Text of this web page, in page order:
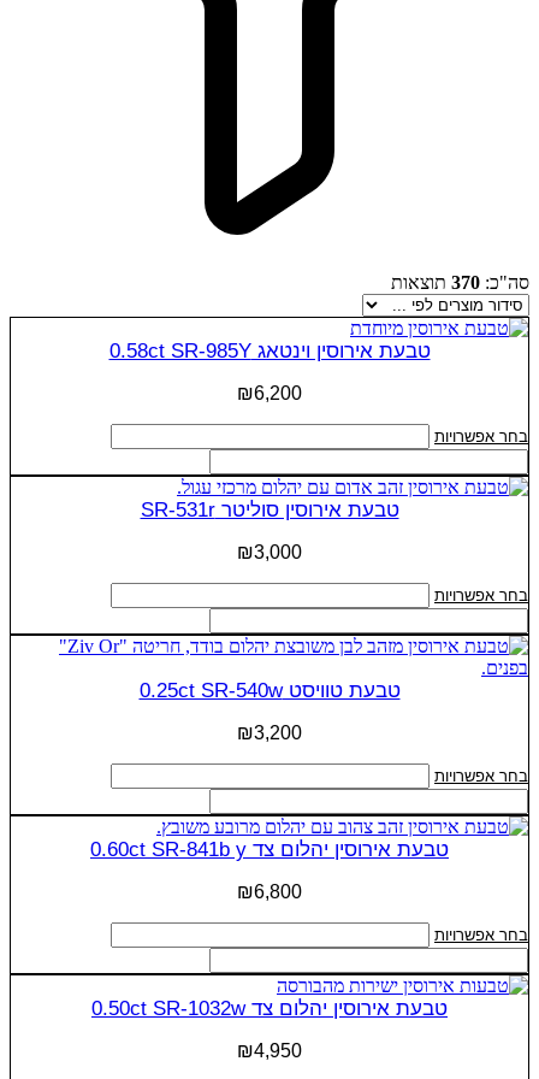
סה"כ: 370 תוצאות
טבעת אירוסין וינטאג 0.58ct SR-985Y
₪6,200
בחר אפשרויות
זה
יש
מספר
סוגים.
את
האפשרויות
בעמוד
המוצר
טבעת אירוסין סוליטר SR-531r
₪3,000
בחר אפשרויות
זה
יש
מספר
האפשרויות
בעמוד
המוצר
טבעת טוויסט 0.25ct SR-540w
₪3,200
בחר אפשרויות
זה
יש
מספר
סוגים.
את
האפשרויות
בעמוד
המוצר
טבעת אירוסין יהלום צד 0.60ct SR-841b y
₪6,800
בחר אפשרויות
זה
יש
מספר
סוגים.
טבעת אירוסין יהלום צד 0.50ct SR-1032w
₪4,950